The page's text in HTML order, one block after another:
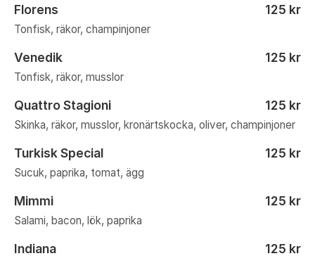
Florens 125 kr
Tonfisk, räkor, champinjoner
Venedik 125 kr
Tonfisk, räkor, musslor
Quattro Stagioni 125 kr
Skinka, räkor, musslor, kronärtskocka, oliver, champinjoner
Turkisk Special 125 kr
Sucuk, paprika, tomat, ägg
Mimmi 125 kr
Salami, bacon, lök, paprika
Indiana 125 kr